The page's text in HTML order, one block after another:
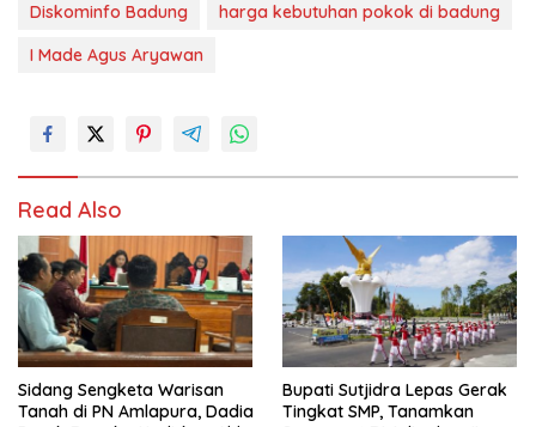
Diskominfo Badung
harga kebutuhan pokok di badung
I Made Agus Aryawan
Read Also
Sidang Sengketa Warisan
Tanah di PN Amlapura, Dadia
Bupati Sutjidra Lepas Gerak
Tingkat SMP, Tanamkan